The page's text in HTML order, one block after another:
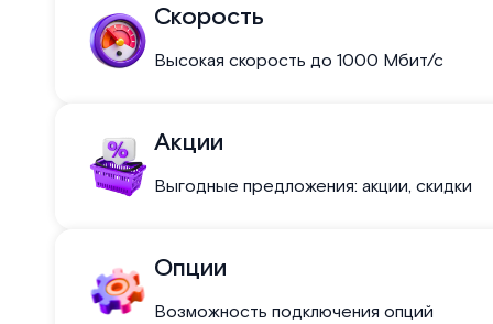
Скорость
Высокая скорость до 1000 Мбит/с
Акции
Выгодные предложения: акции, скидки
Опции
Возможность подключения опций